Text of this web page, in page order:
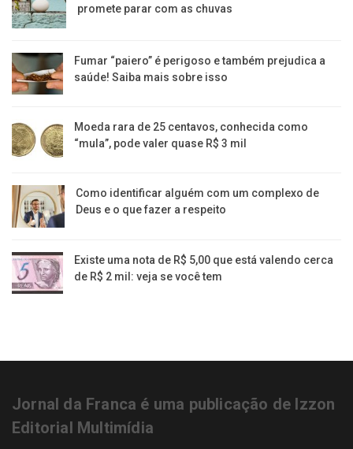
promete parar com as chuvas
Fumar “paiero” é perigoso e também prejudica a
saúde! Saiba mais sobre isso
Moeda rara de 25 centavos, conhecida como
“mula”, pode valer quase R$ 3 mil
Como identificar alguém com um complexo de
Deus e o que fazer a respeito
Existe uma nota de R$ 5,00 que está valendo cerca
de R$ 2 mil: veja se você tem
Jornal da Franca é uma publicação de Izzon
Editorial Multimídia